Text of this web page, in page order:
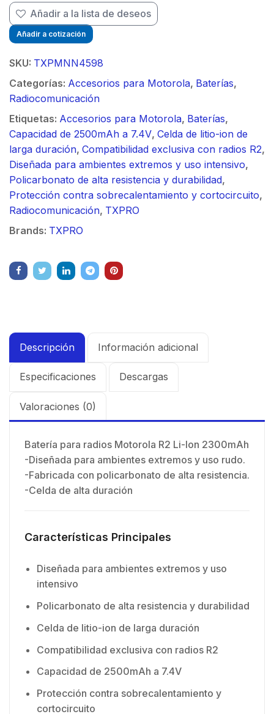
Añadir a la lista de deseos
Añadir a cotización
SKU: TXPMNN4598
Categorías: Accesorios para Motorola, Baterías,
Radiocomunicación
Etiquetas: Accesorios para Motorola, Baterías,
Capacidad de 2500mAh a 7.4V, Celda de litio-ion de
larga duración, Compatibilidad exclusiva con radios R2,
Diseñada para ambientes extremos y uso intensivo,
Policarbonato de alta resistencia y durabilidad,
Protección contra sobrecalentamiento y cortocircuito,
Radiocomunicación, TXPRO
Brands: TXPRO
Descripción Información adicional
Especificaciones Descargas
Valoraciones (0)
Batería para radios Motorola R2 Li-Ion 2300mAh
-Diseñada para ambientes extremos y uso rudo.
-Fabricada con policarbonato de alta resistencia.
-Celda de alta duración
Características Principales
Diseñada para ambientes extremos y uso
intensivo
Policarbonato de alta resistencia y durabilidad
Celda de litio-ion de larga duración
Compatibilidad exclusiva con radios R2
Capacidad de 2500mAh a 7.4V
Protección contra sobrecalentamiento y
cortocircuito